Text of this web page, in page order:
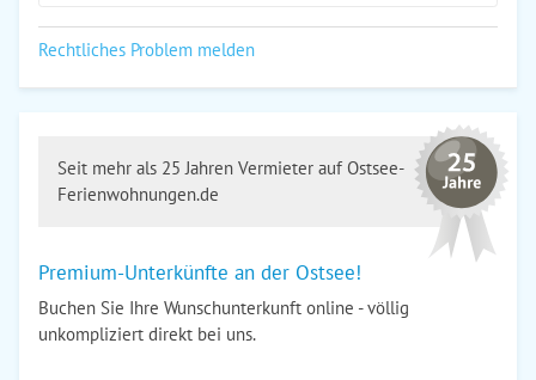
Rechtliches Problem melden
Seit mehr als 25 Jahren Vermieter auf Ostsee-
Ferienwohnungen.de
Premium-Unterkünfte an der Ostsee!
Buchen Sie Ihre Wunschunterkunft online - völlig
unkompliziert direkt bei uns.